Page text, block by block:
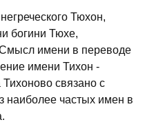
Тюхон,
богини Тюхе,
имени в переводе
имени Тихон -
связано с
наиболее частых имен в